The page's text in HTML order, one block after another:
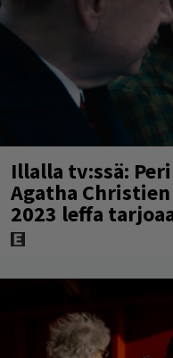
Illalla tv:ssä:
Agatha Christien
2023 leffa